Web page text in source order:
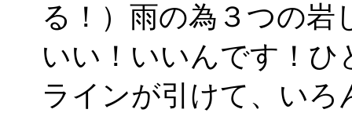
る！）雨の為３つの
いい！いいんです！
ラインが引けて、い